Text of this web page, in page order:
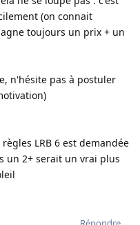
(on connait
toujours un prix + un
n'hésite pas à postuler
LRB 6 est demandée
un 2+ serait un vrai plus